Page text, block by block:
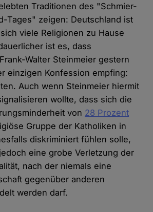
Traditionen des "Schmier-
Tages" zeigen: Deutschland ist
viele Religionen zu Hause
ist es, dass
Walter Steinmeier gestern
einzigen Konfession empfing:
Auch wenn Steinmeier hiermit
wollte, dass sich die
von 28 Prozent
Gruppe der Katholiken in
diskriminiert fühlen solle,
eine grobe Verletzung der
nach der niemals eine
gegenüber anderen
werden darf.